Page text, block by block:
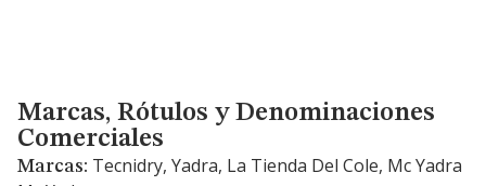
Marcas, Rótulos y Denominaciones Comerciales
Marcas, Rótulos y Denominaciones
Comerciales
Marcas: Tecnidry, Yadra, La Tienda Del Cole, Mc Yadra